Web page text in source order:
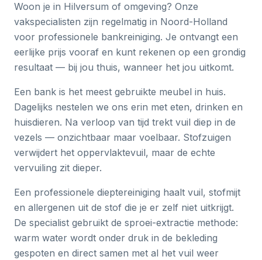
Woon je in Hilversum of omgeving? Onze
vakspecialisten zijn regelmatig in Noord-Holland
voor professionele bankreiniging. Je ontvangt een
eerlijke prijs vooraf en kunt rekenen op een grondig
resultaat — bij jou thuis, wanneer het jou uitkomt.
Een bank is het meest gebruikte meubel in huis.
Dagelijks nestelen we ons erin met eten, drinken en
huisdieren. Na verloop van tijd trekt vuil diep in de
vezels — onzichtbaar maar voelbaar. Stofzuigen
verwijdert het oppervlaktevuil, maar de echte
vervuiling zit dieper.
Een professionele dieptereiniging haalt vuil, stofmijt
en allergenen uit de stof die je er zelf niet uitkrijgt.
De specialist gebruikt de sproei-extractie methode:
warm water wordt onder druk in de bekleding
gespoten en direct samen met al het vuil weer